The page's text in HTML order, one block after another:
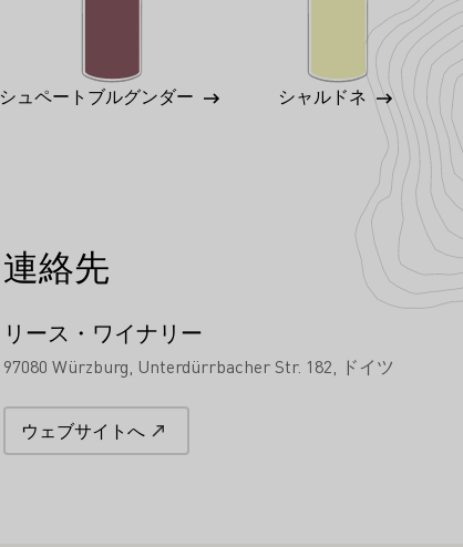
シュペートブルグンダー シャルドネ
連絡先
リース・ワイナリー
97080 Würzburg Unterdürrbacher Str. 182 ドイツ
ウェブサイトへ